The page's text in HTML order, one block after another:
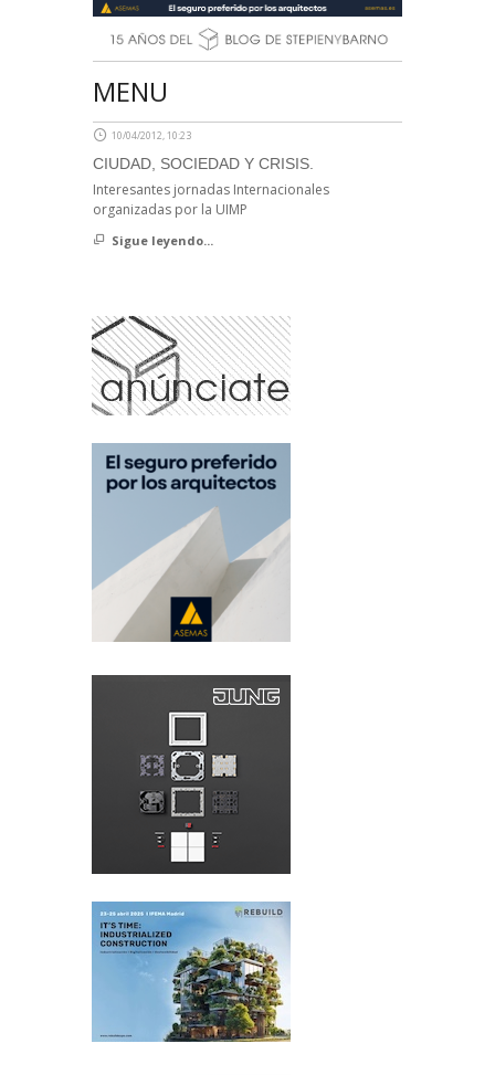
MENU
10/04/2012, 10:23
CIUDAD, SOCIEDAD Y CRISIS.
Interesantes jornadas Internacionales
organizadas por la UIMP
Sigue leyendo...